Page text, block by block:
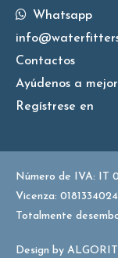
Whatsapp
Contactos
Ayúdenos a
Regístrese en
Número de IVA: IT
Vicenza:
Totalmente
Design by